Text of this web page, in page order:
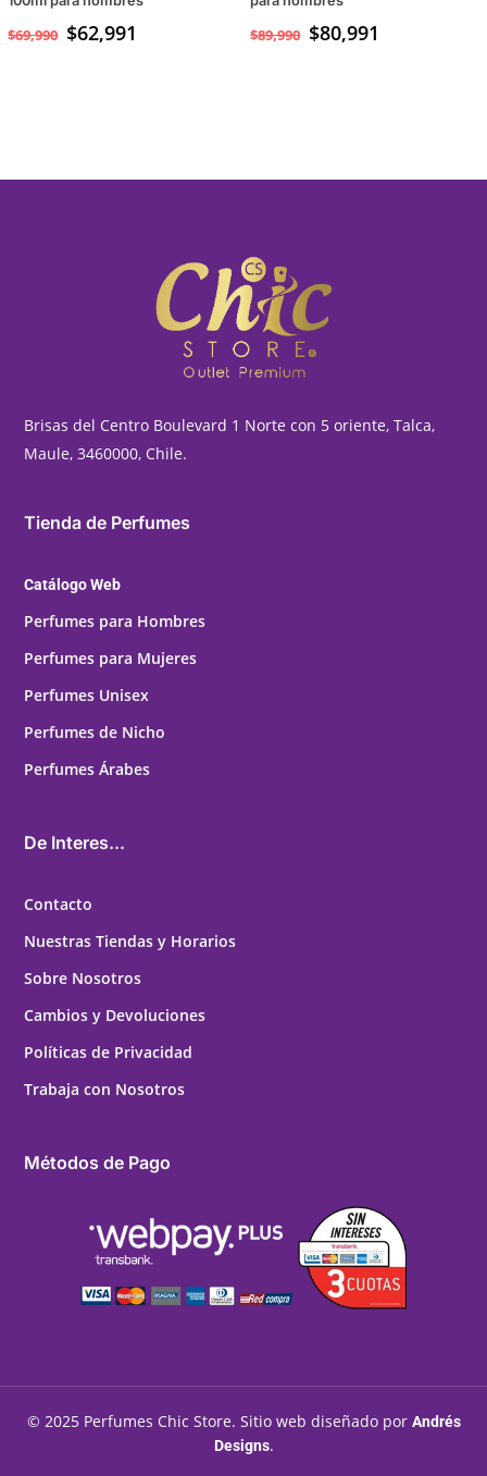
$69,990 $62,991 $89,990 $80,991
Brisas del Centro Boulevard 1 Norte con 5 oriente, Talca,
Maule, 3460000, Chile.
Tienda de Perfumes
Catálogo Web
Perfumes para Hombres
Perfumes para Mujeres
Perfumes Unisex
Perfumes de Nicho
Perfumes Árabes
De Interes...
Contacto
Nuestras Tiendas y Horarios
Sobre Nosotros
Cambios y Devoluciones
Políticas de Privacidad
Trabaja con Nosotros
Métodos de Pago
© 2025 Perfumes Chic Store. Sitio web diseñado por Andrés
Designs.